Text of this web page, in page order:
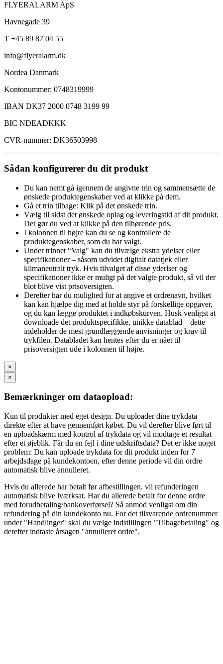
FLYERALARM ApS
Havnegade 39
T +45 89 87 04 55
info@flyeralarm.dk
Nordea Danmark
Kontonummer: 0748319999
IBAN DK37 2000 0748 3199 99
BIC NDEADKKK
CVR-nummer: DK36503998
Sådan konfigurerer du dit produkt
Du kan nemt gå igennem de angivne trin og sammensætte de
ønskede produktegenskaber ved at klikke på dem.
Gå et trin tilbage: Klik på det ønskede trin.
Vælg til sidst det ønskede oplag og leveringstid af dit produkt.
Det gør du ved at klikke på den tilhørende pris.
I kolonnen til højre kan du se og kontrollere de
produktegenskaber, som du har valgt.
Under trinnet “Valg" kan du tilvælge ekstra ydelser eller
specifikationer – såsom udvidet digitalt datatjek eller
klimaneutralt tryk. Hvis tilvalget af disse yderlser og
specifikationer ikke er muligt på det valgte produkt, så vil der
blot blive vist prisoversigten.
Derefter har du mulighed for at angive et ordrenavn, hvilket
kan kan hjælpe dig med at holde styr på forskellige opgaver,
og du kan lægge produktet i indkøbskurven. Husk venligst at
downloade det produktspecifikke, unikke datablad – dette
indeholder de mest grundlæggende anvisninger og krav til
trykfilen. Databladet kan hentes efter du er nået til
prisoversigten ude i kolonnen til højre.
×
×
Bemærkninger om dataopload:
Kun til produkter med eget design. Du uploader dine trykdata
direkte efter at have gennemført købet. Du vil derefter blive ført til
en uploadskærm med kontrol af trykdata og vil modtage et resultat
efter et øjeblik. Får du en fejl i dine udskriftsdata? Det er ikke noget
problem: Du kan uploade trykdata for dit produkt inden for 7
arbejdsdage på kundekontoen, efter denne periode vil din ordre
automatisk blive annulleret.
Hvis du allerede har betalt før afbestillingen, vil refunderingen
automatisk blive iværksat. Har du allerede betalt for denne ordre
med forudbetaling/bankoverførsel? Så anmod venligst om din
refundering på din kundekonto nu. For det tilsvarende ordrenummer
under "Handlinger" skal du vælge indstillingen "Tilbagebetaling" og
derefter indtaste årsagen "annulleret ordre".